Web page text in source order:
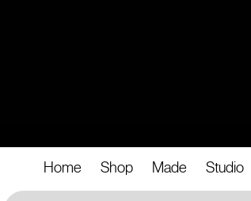
Home Shop Made Studio